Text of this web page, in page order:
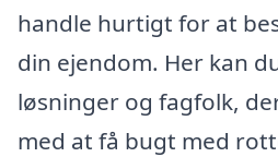
handle hurtigt for at
din ejendom. Her kan
løsninger og fagfolk,
med at få bugt med